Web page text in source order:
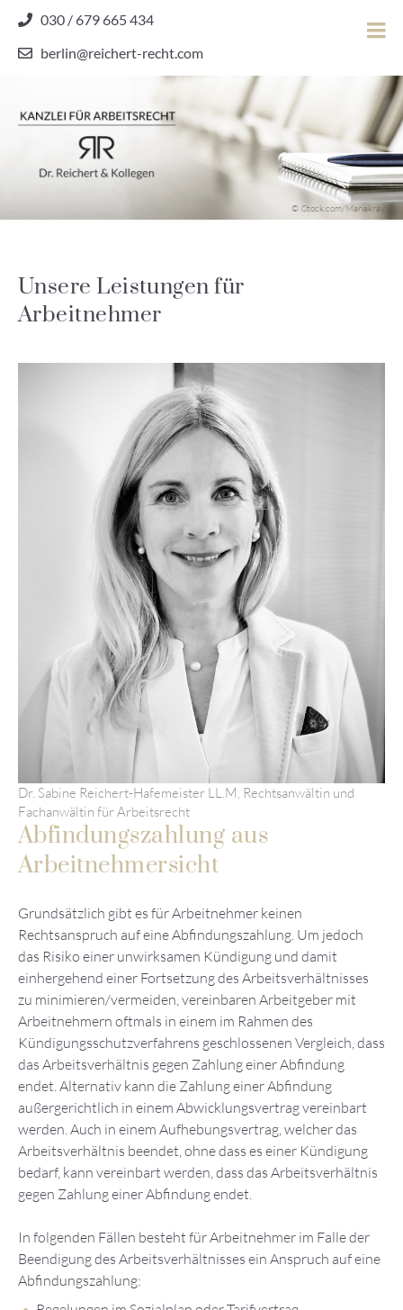
content
030 / 679 665 434
berlin@reichert-recht.com
Dr.
Reichert
© iStock.com/Mariakray
Unsere Leistungen für
Arbeitnehmer
Dr. Sabine Reichert-Hafemeister LL.M, Rechtsanwältin und
Fachanwältin für Arbeitsrecht
Abfindungszahlung aus
Arbeitnehmersicht
Grundsätzlich gibt es für Arbeitnehmer keinen
Rechtsanspruch auf eine Abfindungszahlung. Um jedoch
das Risiko einer unwirksamen Kündigung und damit
einhergehend einer Fortsetzung des Arbeitsverhältnisses
zu minimieren/vermeiden, vereinbaren Arbeitgeber mit
Arbeitnehmern oftmals in einem im Rahmen des
Kündigungsschutzverfahrens geschlossenen Vergleich, dass
das Arbeitsverhältnis gegen Zahlung einer Abfindung
endet. Alternativ kann die Zahlung einer Abfindung
außergerichtlich in einem Abwicklungsvertrag vereinbart
werden. Auch in einem Aufhebungsvertrag, welcher das
Arbeitsverhältnis beendet, ohne dass es einer Kündigung
bedarf, kann vereinbart werden, dass das Arbeitsverhältnis
gegen Zahlung einer Abfindung endet.
In folgenden Fällen besteht für Arbeitnehmer im Falle der
Beendigung des Arbeitsverhältnisses ein Anspruch auf eine
Abfindungszahlung: